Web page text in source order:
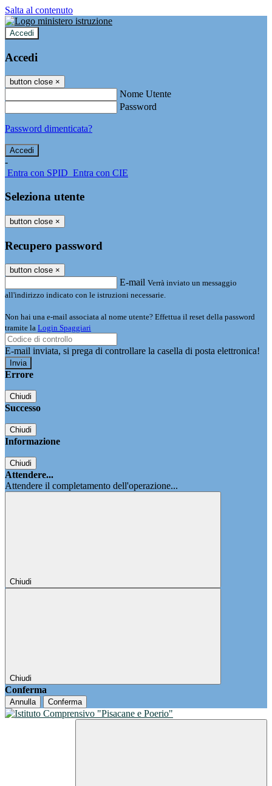
Salta al contenuto
Accedi
Accedi
button close ×
Nome Utente
Password
Password dimenticata?
-
Entra con SPID Entra con CIE
Seleziona utente
button close ×
Recupero password
button close ×
E-mail Verrà inviato un messaggio
all'indirizzo indicato con le istruzioni necessarie.
Non hai una e-mail associata al nome utente? Effettua il reset della password
tramite la Login Spaggiari
E-mail inviata, si prega di controllare la casella di posta elettronica!
Errore
Chiudi
Successo
Chiudi
Informazione
Chiudi
Attendere...
Attendere il completamento dell'operazione...
Chiudi
Chiudi
Conferma
Annulla Conferma